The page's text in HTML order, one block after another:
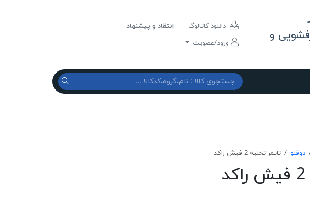
و
دانلود کاتالوگ
انتقاد و پیشنهاد
ورود/عضویت
دوقلو تايمر تخليه 2 فيش راكد